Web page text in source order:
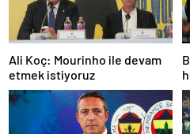
Ali Koç: Mourinho ile devam
etmek istiyoruz